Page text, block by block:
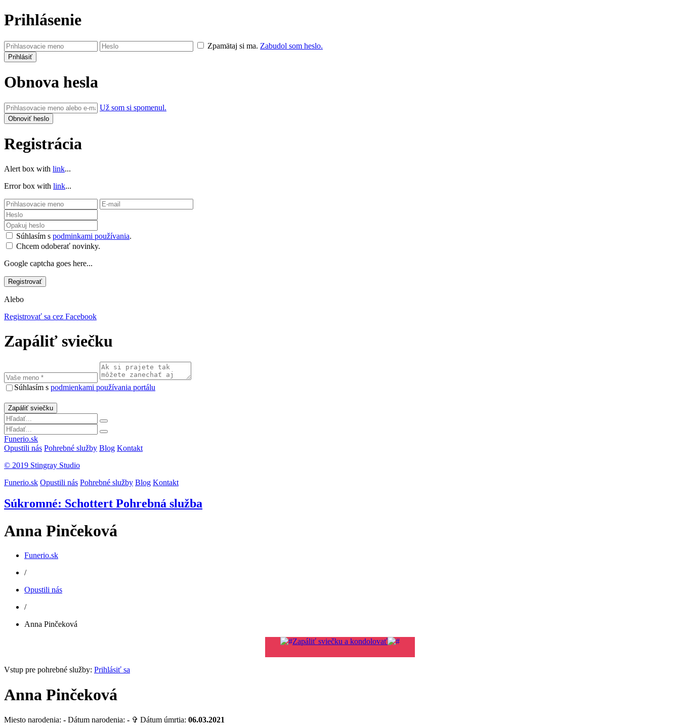
Prihlásenie
Zpamätaj si ma. Zabudol som heslo.
Obnova hesla
Už som si spomenul.
Registrácia
Alert box with link...
Error box with link...
Súhlasím s podminkami používania.
Chcem odoberať novinky.
Google captcha goes here...
Alebo
Registrovať sa cez Facebook
Zapáliť sviečku
Súhlasím s podmienkami používania portálu
Funerio.sk
Opustili nás Pohrebné služby Blog Kontakt
© 2019 Stingray Studio
Funerio.sk Opustili nás Pohrebné služby Blog Kontakt
Súkromné: Schottert Pohrebná služba
Anna Pinčeková
Funerio.sk
/
Opustili nás
/
Anna Pinčeková
Zapáliť sviečku a kondolovať
Vstup pre pohrebné služby: Prihlásiť sa
Anna Pinčeková
Miesto narodenia: - Dátum narodenia: - ✞ Dátum úmrtia: 06.03.2021